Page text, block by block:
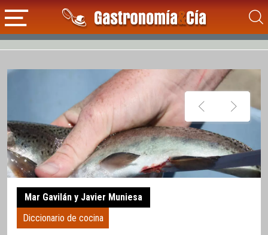
Mar Gavilán y Javier Muniesa
Diccionario de cocina